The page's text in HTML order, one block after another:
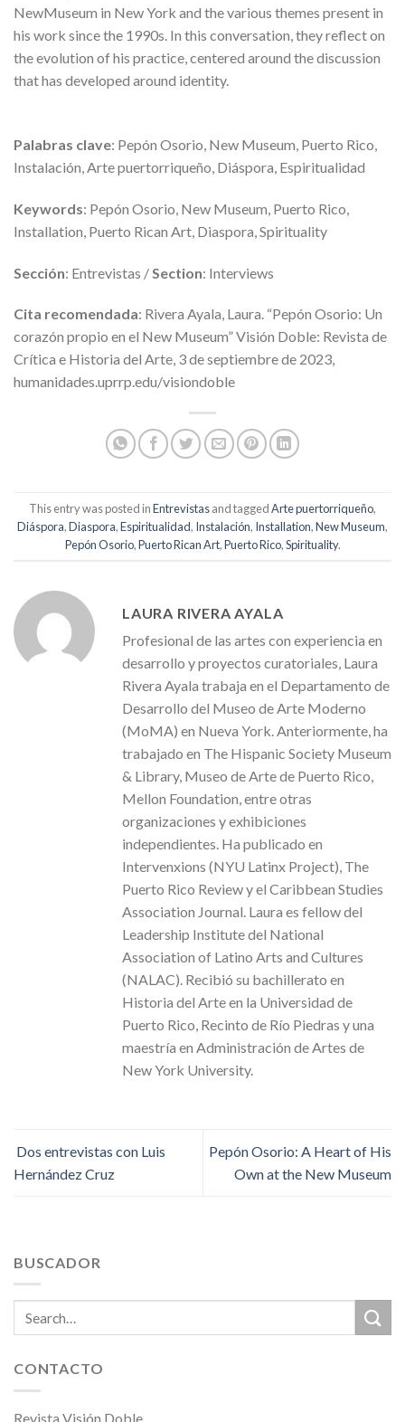
NewMuseum in New York and the various themes present in
his work since the 1990s. In this conversation, they reflect on
the evolution of his practice, centered around the discussion
that has developed around identity.
Palabras clave: Pepón Osorio, New Museum, Puerto Rico,
Instalación, Arte puertorriqueño, Diáspora, Espiritualidad
Keywords: Pepón Osorio, New Museum, Puerto Rico,
Installation, Puerto Rican Art, Diaspora, Spirituality
Sección: Entrevistas / Section: Interviews
Cita recomendada: Rivera Ayala, Laura. “Pepón Osorio: Un
corazón propio en el New Museum” Visión Doble: Revista de
Crítica e Historia del Arte, 3 de septiembre de 2023,
humanidades.uprrp.edu/visiondoble
This entry was posted inEntrevistasand taggedArte puertorriqueño,
Diáspora,Diaspora,Espiritualidad, Instalación, Installation,New Museum,
Pepón Osorio,Puerto Rican Art,Puerto Rico,Spirituality.
LAURA RIVERA AYALA
Profesional de las artes con experiencia en
desarrollo y proyectos curatoriales, Laura
Rivera Ayala trabaja en el Departamento de
Desarrollo del Museo de Arte Moderno
(MoMA) en Nueva York. Anteriormente, ha
trabajado en The Hispanic Society Museum
& Library, Museo de Arte de Puerto Rico,
Mellon Foundation, entre otras
organizaciones y exhibiciones
independientes. Ha publicado en
Intervenxions (NYU Latinx Project), The
Puerto Rico Review y el Caribbean Studies
Association Journal. Laura es fellow del
Leadership Institute del National
Association of Latino Arts and Cultures
(NALAC). Recibió su bachillerato en
Historia del Arte en la Universidad de
Puerto Rico, Recinto de Río Piedras y una
maestría en Administración de Artes de
New York University.
Dos entrevistas con Luis
Hernández Cruz
Pepón Osorio: A Heart of His
Own at the New Museum
BUSCADOR
CONTACTO
Revista Visión Doble